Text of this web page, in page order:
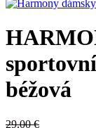
béžová
29.00€